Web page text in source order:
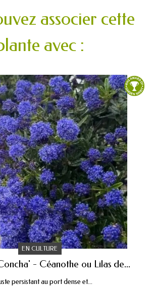
associer cette
avec :
EN CULTURE
- Céanothe ou Lilas de...
persistant au port dense et...